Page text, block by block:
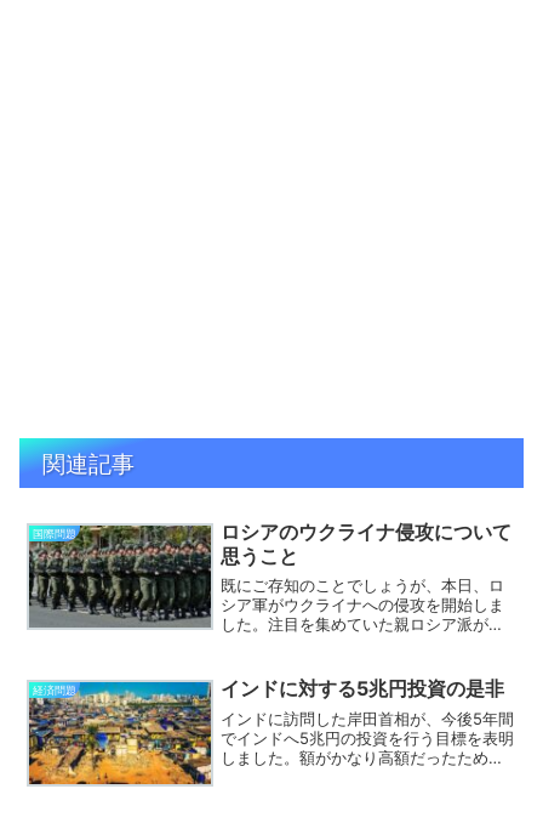
関連記事
国際問題
ロシアのウクライナ侵攻について
思うこと
既にご存知のことでしょうが、本日、ロ
シア軍がウクライナへの侵攻を開始しま
した。注目を集めていた親ロシア派が支
ちているようですし、ロシア友好国のベ
ラルーシから（ウクライナ...
経済問題 インドに対する5兆円投資の是非
インドに訪問した岸田首相が、今後5年間
でインドへ5兆円の投資を行う目標を表明
しました。額がかなり高額だったため